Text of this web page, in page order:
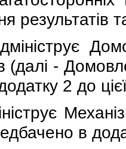
результатiв
(далi -
2 до
Механiзм
в